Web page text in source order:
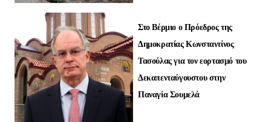
Στο Βέρμιο ο Πρόεδρος της
Δημοκρατίας Κωνσταντίνος
Τασούλας για τον εορτασμό του
Δεκαπενταύγουστου στην
Παναγία Σουμελά